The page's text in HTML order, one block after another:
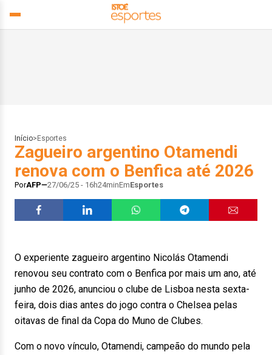
Início> Esportes
Zagueiro argentino Otamendi
renova com o Benfica até 2026
PorAFP 27/06/25 - 16h24minEmEsportes
O experiente zagueiro argentino Nicolás Otamendi
renovou seu contrato com o Benfica por mais um ano, até
junho de 2026, anunciou o clube de Lisboa nesta sexta-
feira, dois dias antes do jogo contra o Chelsea pelas
oitavas de final da Copa do Muno de Clubes.
Com o novo vínculo, Otamendi, campeão do mundo pela